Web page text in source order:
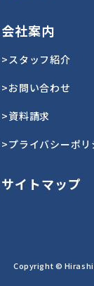
会社案内
>スタッフ紹介
>お問い合わせ
>資料請求
>プライバシーポリ
サイトマップ
Copyright ©